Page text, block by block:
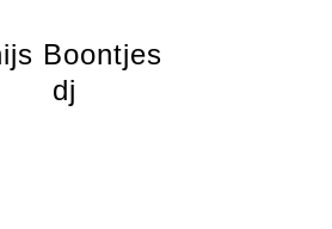
Boontjes
dj